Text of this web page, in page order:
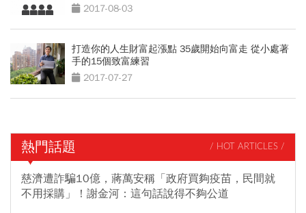
2017-08-03
打造你的人生財富起漲點 35歲開始向富走 從小處著
手的15個致富練習
2017-07-27
熱門話題 / HOT ARTICLES /
慈濟遭詐騙10億，蔣萬安稱「政府買夠疫苗，民間就
不用採購」！謝金河：這句話說得不夠公道